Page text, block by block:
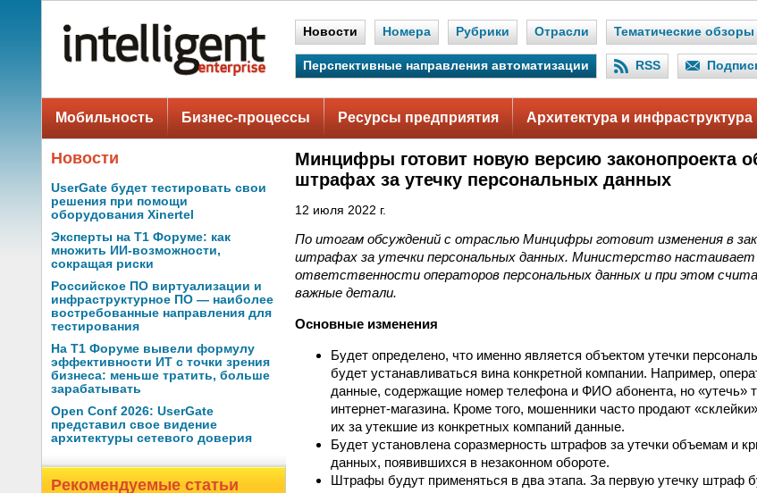
Новости Номера Рубрики Отрасли Тематические обзоры
Перспективные направления автоматизации RSS
Мобильность Бизнес-процессы Ресурсы предприятия Архитектура и инфраструктура
Новости
UserGate будет тестировать свои
решения при помощи
оборудования Xinertel
Эксперты на Т1 Форуме: как
множить ИИ-возможности,
сокращая риски
Российское ПО виртуализации и
инфраструктурное ПО — наиболее
востребованные направления для
тестирования
На Т1 Форуме вывели формулу
эффективности ИТ с точки зрения
бизнеса: меньше тратить, больше
зарабатывать
Open Conf 2026: UserGate
представил свое видение
архитектуры сетевого доверия
Рекомендуемые статьи
Минцифры готовит новую версию законопроекта
штрафах за утечку персональных данных
12 июля 2022 г.
По итогам обсуждений с отраслью Минцифры готовит изменения в
штрафах за утечки персональных данных. Министерство настаивает
ответственности операторов персональных данных и при этом
важные детали.
Основные изменения
Будет определено, что именно является объектом утечки
будет устанавливаться вина конкретной компании. Например,
данные, содержащие номер телефона и ФИО абонента, но «утечь»
интернет-магазина. Кроме того, мошенники часто продают
их за утекшие из конкретных компаний данные.
Будет установлена соразмерность штрафов за утечки объемам и
данных, появившихся в незаконном обороте.
Штрафы будут применяться в два этапа. За первую утечку штраф